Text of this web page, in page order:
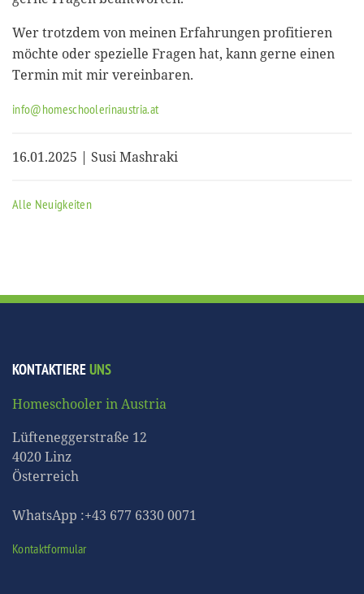
Wer trotzdem von meinen Erfahrungen profitieren
möchte oder spezielle Fragen hat, kann gerne einen
Termin mit mir vereinbaren.
info@homeschoolerinaustria.at
16.01.2025 | Susi Mashraki
Alle Neuigkeiten
KONTAKTIEREUNS
Homeschooler in Austria
Lüfteneggerstraße 12
4020 Linz
Österreich
WhatsApp :+43 677 6330 0071
Kontaktformular